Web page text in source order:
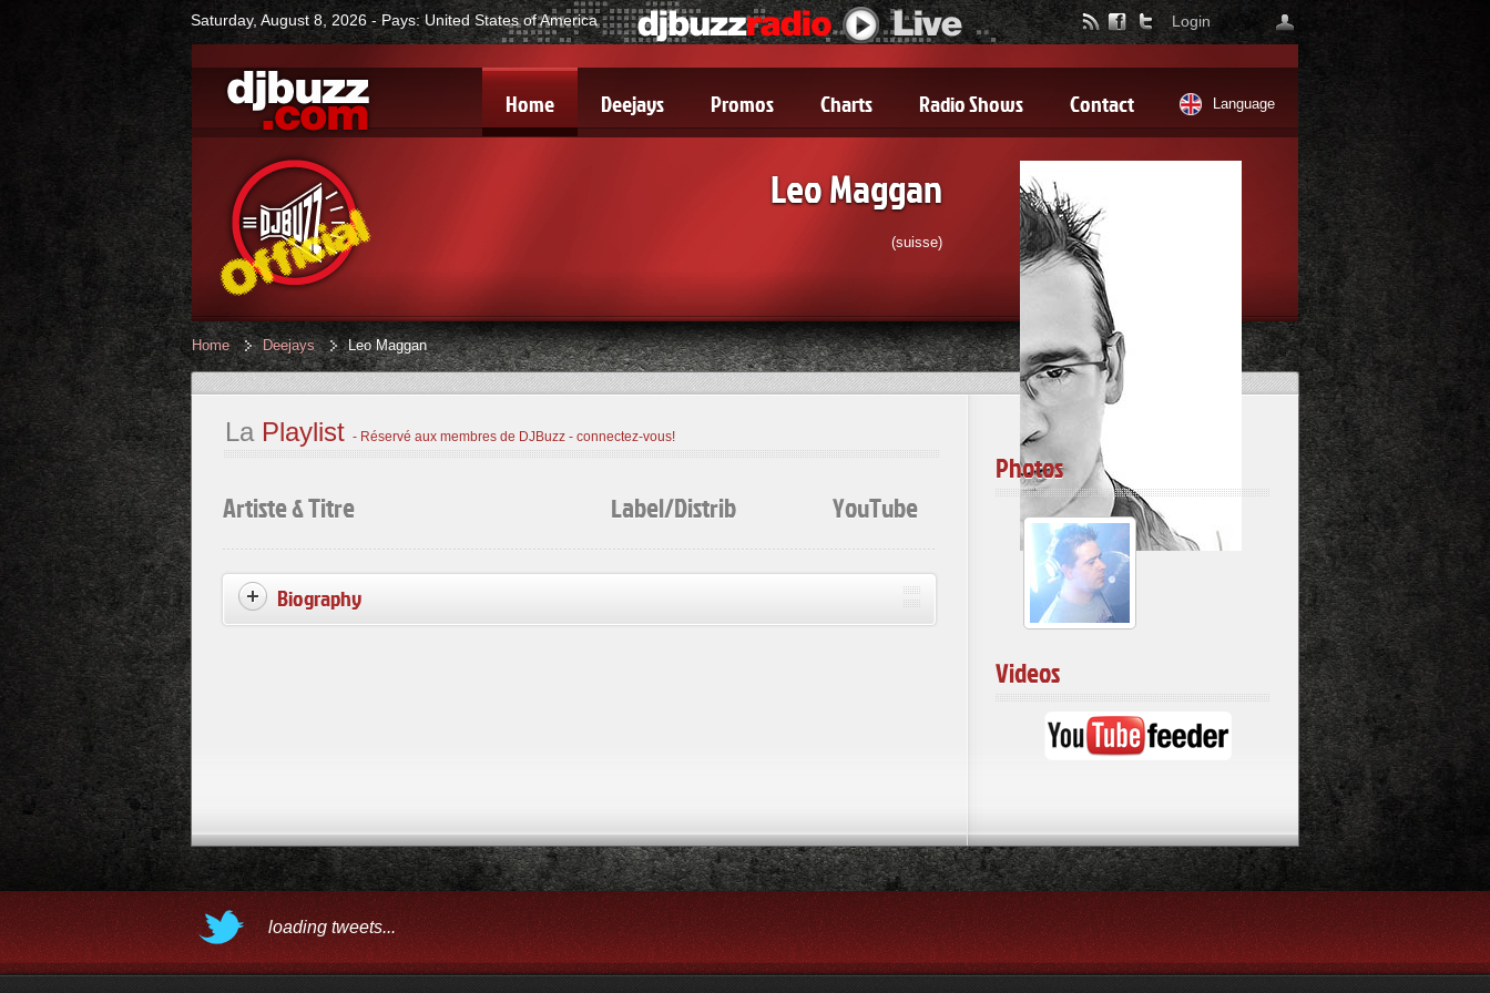
Saturday, August 8, 2026 - Pays: United States of America Login
Home Deejays Promos Charts Radio Shows Contact Language
Leo Maggan
(suisse)
Home Deejays Leo Maggan
La Playlist - Réservé aux membres de DJBuzz - connectez-vous!
Artiste & Titre Label/Distrib YouTube
Biography
Photos
Videos
loading tweets...